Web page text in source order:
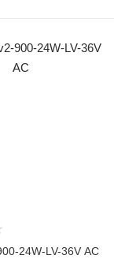
24W-LV-36V AC